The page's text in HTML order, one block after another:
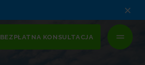
×
BEZPŁATNA KONSULTACJA